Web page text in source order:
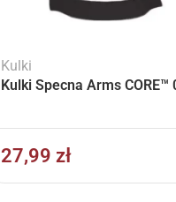
Kulki
Kulki Specna Arms CORE™
27,99 zł